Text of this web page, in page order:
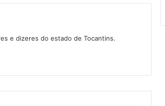
e dizeres do estado de Tocantins.